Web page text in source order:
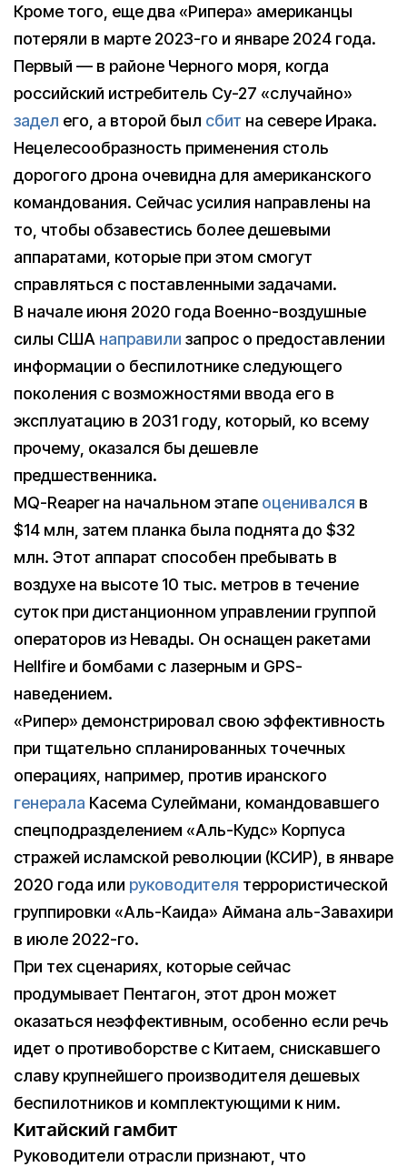
Кроме того, еще два «Рипера» американцы
потеряли в марте 2023-го и январе 2024 года.
Первый — в районе Черного моря, когда
российский истребитель Су-27 «случайно»
задел его, а второй был сбит на севере Ирака.
Нецелесообразность применения столь
дорогого дрона очевидна для американского
командования. Сейчас усилия направлены на
то, чтобы обзавестись более дешевыми
аппаратами, которые при этом смогут
справляться с поставленными задачами.
В начале июня 2020 года Военно-воздушные
силы США направили запрос о предоставлении
информации о беспилотнике следующего
поколения с возможностями ввода его в
эксплуатацию в 2031 году, который, ко всему
прочему, оказался бы дешевле
предшественника.
MQ-Reaper на начальном этапе оценивался в
$14 млн, затем планка была поднята до $32
млн. Этот аппарат способен пребывать в
воздухе на высоте 10 тыс. метров в течение
суток при дистанционном управлении группой
операторов из Невады. Он оснащен ракетами
Hellfire и бомбами с лазерным и GPS-
наведением.
«Рипер» демонстрировал свою эффективность
при тщательно спланированных точечных
операциях, например, против иранского
генерала Касема Сулеймани, командовавшего
спецподразделением «Аль-Кудс» Корпуса
стражей исламской революции (КСИР), в январе
2020 года или руководителя террористической
группировки «Аль-Каида» Аймана аль-Завахири
в июле 2022-го.
При тех сценариях, которые сейчас
продумывает Пентагон, этот дрон может
оказаться неэффективным, особенно если речь
идет о противоборстве с Китаем, снискавшего
славу крупнейшего производителя дешевых
беспилотников и комплектующими к ним.
Китайский гамбит
Руководители отрасли признают, что